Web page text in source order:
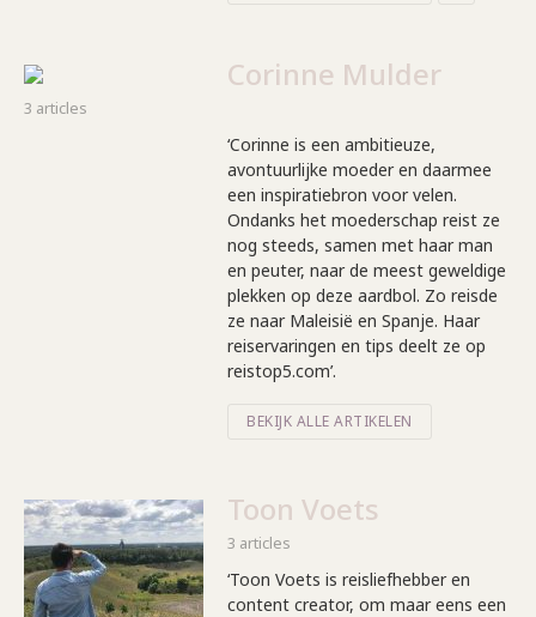
Corinne Mulder
3 articles
‘Corinne is een ambitieuze,
avontuurlijke moeder en daarmee
een inspiratiebron voor velen.
Ondanks het moederschap reist ze
nog steeds, samen met haar man
en peuter, naar de meest geweldige
plekken op deze aardbol. Zo reisde
ze naar Maleisië en Spanje. Haar
reiservaringen en tips deelt ze op
reistop5.com’.
BEKIJK ALLE ARTIKELEN
Toon Voets
3 articles
‘Toon Voets is reisliefhebber en
content creator, om maar eens een